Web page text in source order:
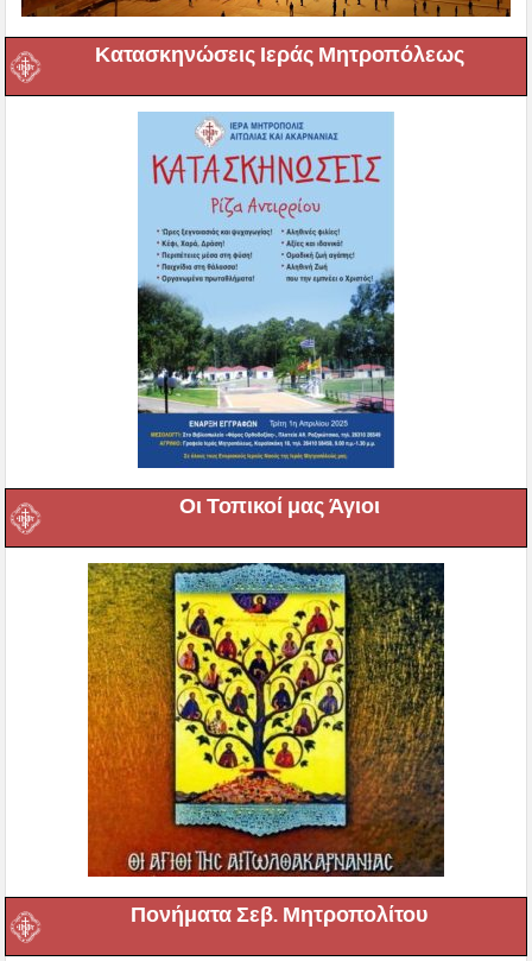
Κατασκηνώσεις Ιεράς Μητροπόλεως
Οι Τοπικοί μας Άγιοι
Πονήματα Σεβ. Μητροπολίτου